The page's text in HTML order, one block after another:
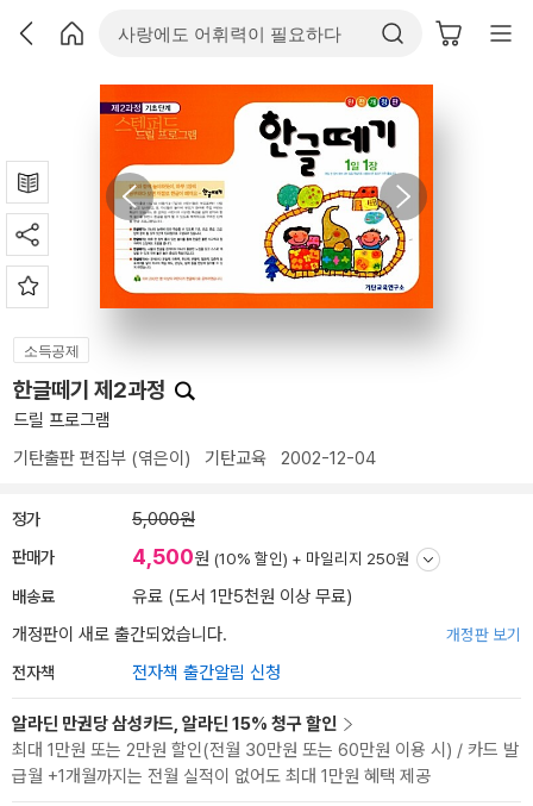
소득공제
한글떼기 제2과정
드릴 프로그램
기탄출판 편집부 (엮은이) 기탄교육 2002-12-04
정가 5,000원
판매가 4,500원 (10% 할인) + 마일리지 250원
배송료
유료 (도서 1만5천원 이상 무료)
개정판이 새로 출간되었습니다.
개정판 보기
전자책 전자책 출간알림 신청
알라딘 만권당 삼성카드, 알라딘 15% 청구 할인
최대 1만원 또는 2만원 할인(전월 30만원 또는 60만원 이용 시) / 카드 발
급월 +1개월까지는 전월 실적이 없어도 최대 1만원 혜택 제공